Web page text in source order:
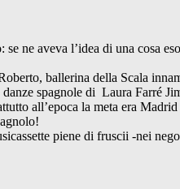
ne aveva l’idea di una cosa
ballerina della Scala
spagnole di Laura Farré
all’epoca la meta era
piene di fruscii -nei